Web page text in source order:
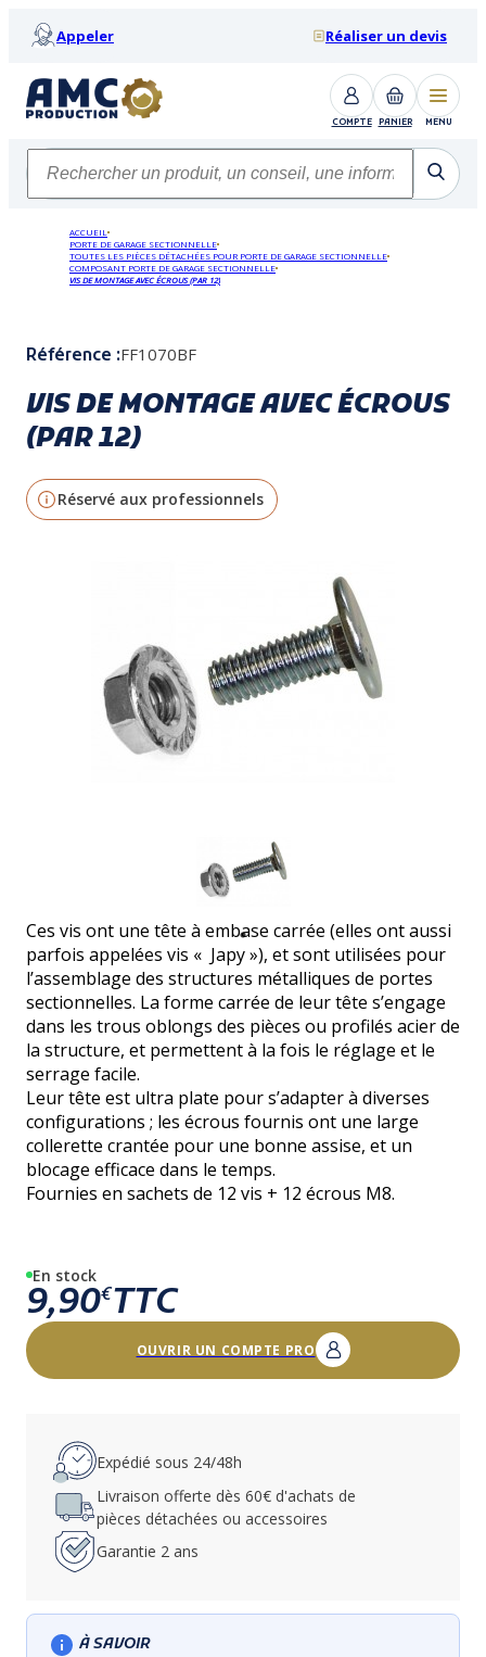
Appeler Réaliser un devis
COMPTE PANIER MENU
ACCUEIL
PORTE DE GARAGE SECTIONNELLE
TOUTES LES PIÈCES DÉTACHÉES POUR PORTE DE GARAGE SECTIONNELLE
COMPOSANT PORTE DE GARAGE SECTIONNELLE
VIS DE MONTAGE AVEC ÉCROUS (PAR 12)
Référence :FF1070BF
VIS DE MONTAGE AVEC ÉCROUS
(PAR 12)
Réservé aux professionnels
Ces vis ont une tête à embase carrée (elles ont aussi
parfois appelées vis « Japy »), et sont utilisées pour
l’assemblage des structures métalliques de portes
sectionnelles. La forme carrée de leur tête s’engage
dans les trous oblongs des pièces ou profilés acier de
la structure, et permettent à la fois le réglage et le
serrage facile.
Leur tête est ultra plate pour s’adapter à diverses
configurations ; les écrous fournis ont une large
collerette crantée pour une bonne assise, et un
blocage efficace dans le temps.
Fournies en sachets de 12 vis + 12 écrous M8.
En stock
9,90€TTC
OUVRIR UN COMPTE PRO
Expédié sous 24/48h
Livraison offerte dès 60€ d'achats de
pièces détachées ou accessoires
Garantie 2 ans
À SAVOIR